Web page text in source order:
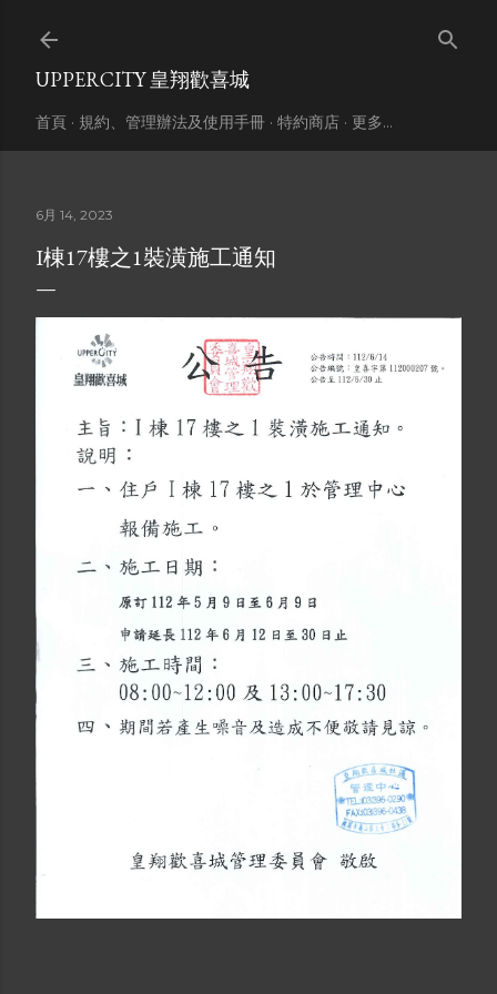
UPPERCITY 皇翔歡喜城
首頁 規約、管理辦法及使用手冊 特約商店 更多…
6月 14, 2023
I棟17樓之1裝潢施工通知